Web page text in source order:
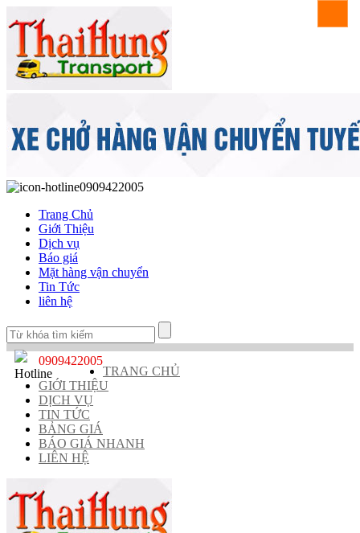
0909422005
Trang Chủ
Giới Thiệu
Dịch vụ
Báo giá
Mặt hàng vận chuyển
Tin Tức
liên hệ
0909422005
TRANG CHỦ
GIỚI THIỆU
DỊCH VỤ
TIN TỨC
BẢNG GIÁ
BÁO GIÁ NHANH
LIÊN HỆ